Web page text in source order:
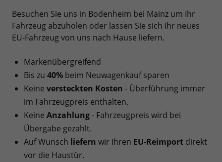
Besuchen Sie uns in Bodenheim bei Mainz um Ihr
Fahrzeug abzuholen oder lassen Sie sich Ihr neues
EU-Fahrzeug von uns nach Hause liefern.
Markenübergreifend
Bis zu 40% beim Neuwagenkauf sparen
Keine versteckten Kosten - Überführung immer
im Fahrzeugpreis enthalten.
Keine Anzahlung- Fahrzeugpreis wird bei
Übergabe gezahlt.
Auf Wunsch liefern wir Ihren EU-Reimport direkt
vor die Haustür.